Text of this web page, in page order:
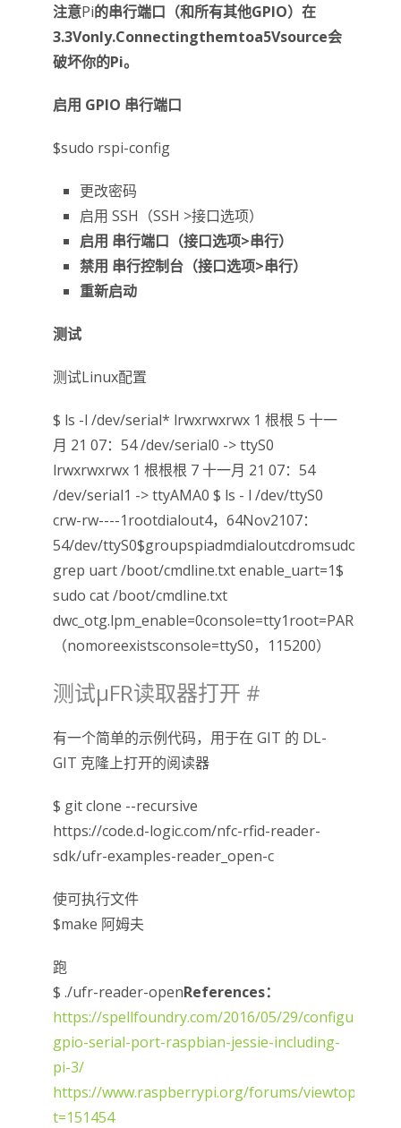
注意Pi的串行端口（和所有其他GPIO）在
3.3Vonly.Connectingthemtoa5Vsource会
破坏你的Pi。
启用 GPIO 串行端口
$sudo rspi-config
更改密码
启用 SSH（SSH >接口选项）
启用 串行端口（接口选项>串行）
禁用 串行控制台（接口选项>串行）
重新启动
测试
测试Linux配置
$ ls -l /dev/serial* lrwxrwxrwx 1 根根 5 十一
月 21 07：54 /dev/serial0 -> ttyS0
lrwxrwxrwx 1 根根根 7 十一月 21 07：54
/dev/serial1 -> ttyAMA0 $ ls - l /dev/ttyS0
crw-rw----1rootdialout4，64Nov2107：
54/dev/ttyS0$groups
grep uart /boot/cmdline.txtenable_uart=1$
sudo cat /boot/cmdline.txt
dwc_otg.lpm_enable=0console=tty1root=PARTUUID
（nomoreexistsconsole=ttyS0，115200）
测试μFR读取器打开 #
有一个简单的示例代码，用于在 GIT 的 DL-
GIT 克隆上打开的阅读器
$ git clone --recursive
https://code.d-logic.com/nfc-rfid-reader-
sdk/ufr-examples-reader_open-c
使可执行文件
$make 阿姆夫
跑
$ ./ufr-reader-openReferences：
https://spellfoundry.com/2016/05/29/configuring-
gpio-serial-port-raspbian-jessie-including-
pi-3/
https://www.raspberrypi.org/forums/
t=151454